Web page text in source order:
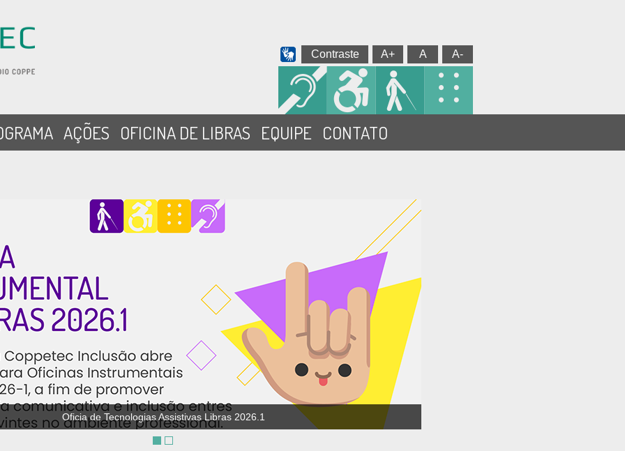
Contraste A+ A A-
AÇÕES OFICINA DE LIBRAS EQUIPE CONTATO
-
Oficia de Tecnologias Assistivas Libras 2026.1